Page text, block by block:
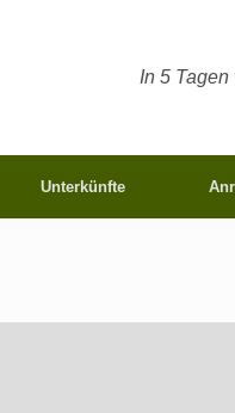
In 5
Unterkünfte